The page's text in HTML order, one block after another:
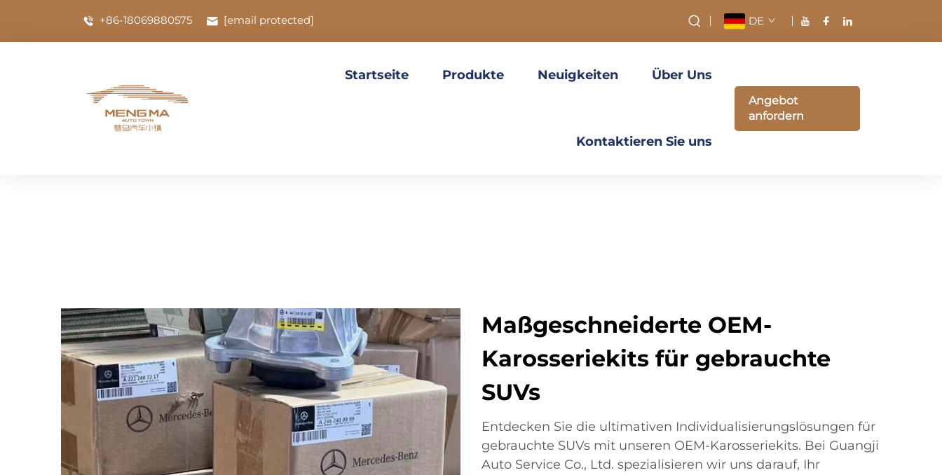
+86-18069880575 [email protected] DE
Startseite Produkte Neuigkeiten Über Uns
Kontaktieren Sie uns
Angebot
anfordern
Maßgeschneiderte OEM-
Karosseriekits für gebrauchte
SUVs
Entdecken Sie die ultimativen Individualisierungslösungen für
gebrauchte SUVs mit unseren OEM-Karosseriekits. Bei Guangji
Auto Service Co., Ltd. spezialisieren wir uns darauf, Ihr